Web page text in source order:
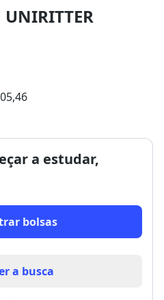
a estudar,
bolsas
a busca